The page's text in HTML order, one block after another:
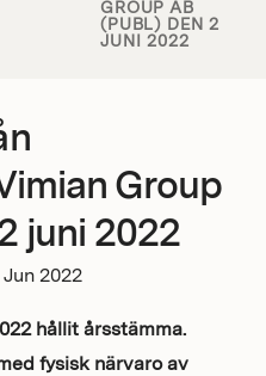
GROUP AB
(PUBL) DEN 2
JUNI 2022
Group
juni 2022
Jun 2022
hållit årsstämma.
fysisk närvaro av